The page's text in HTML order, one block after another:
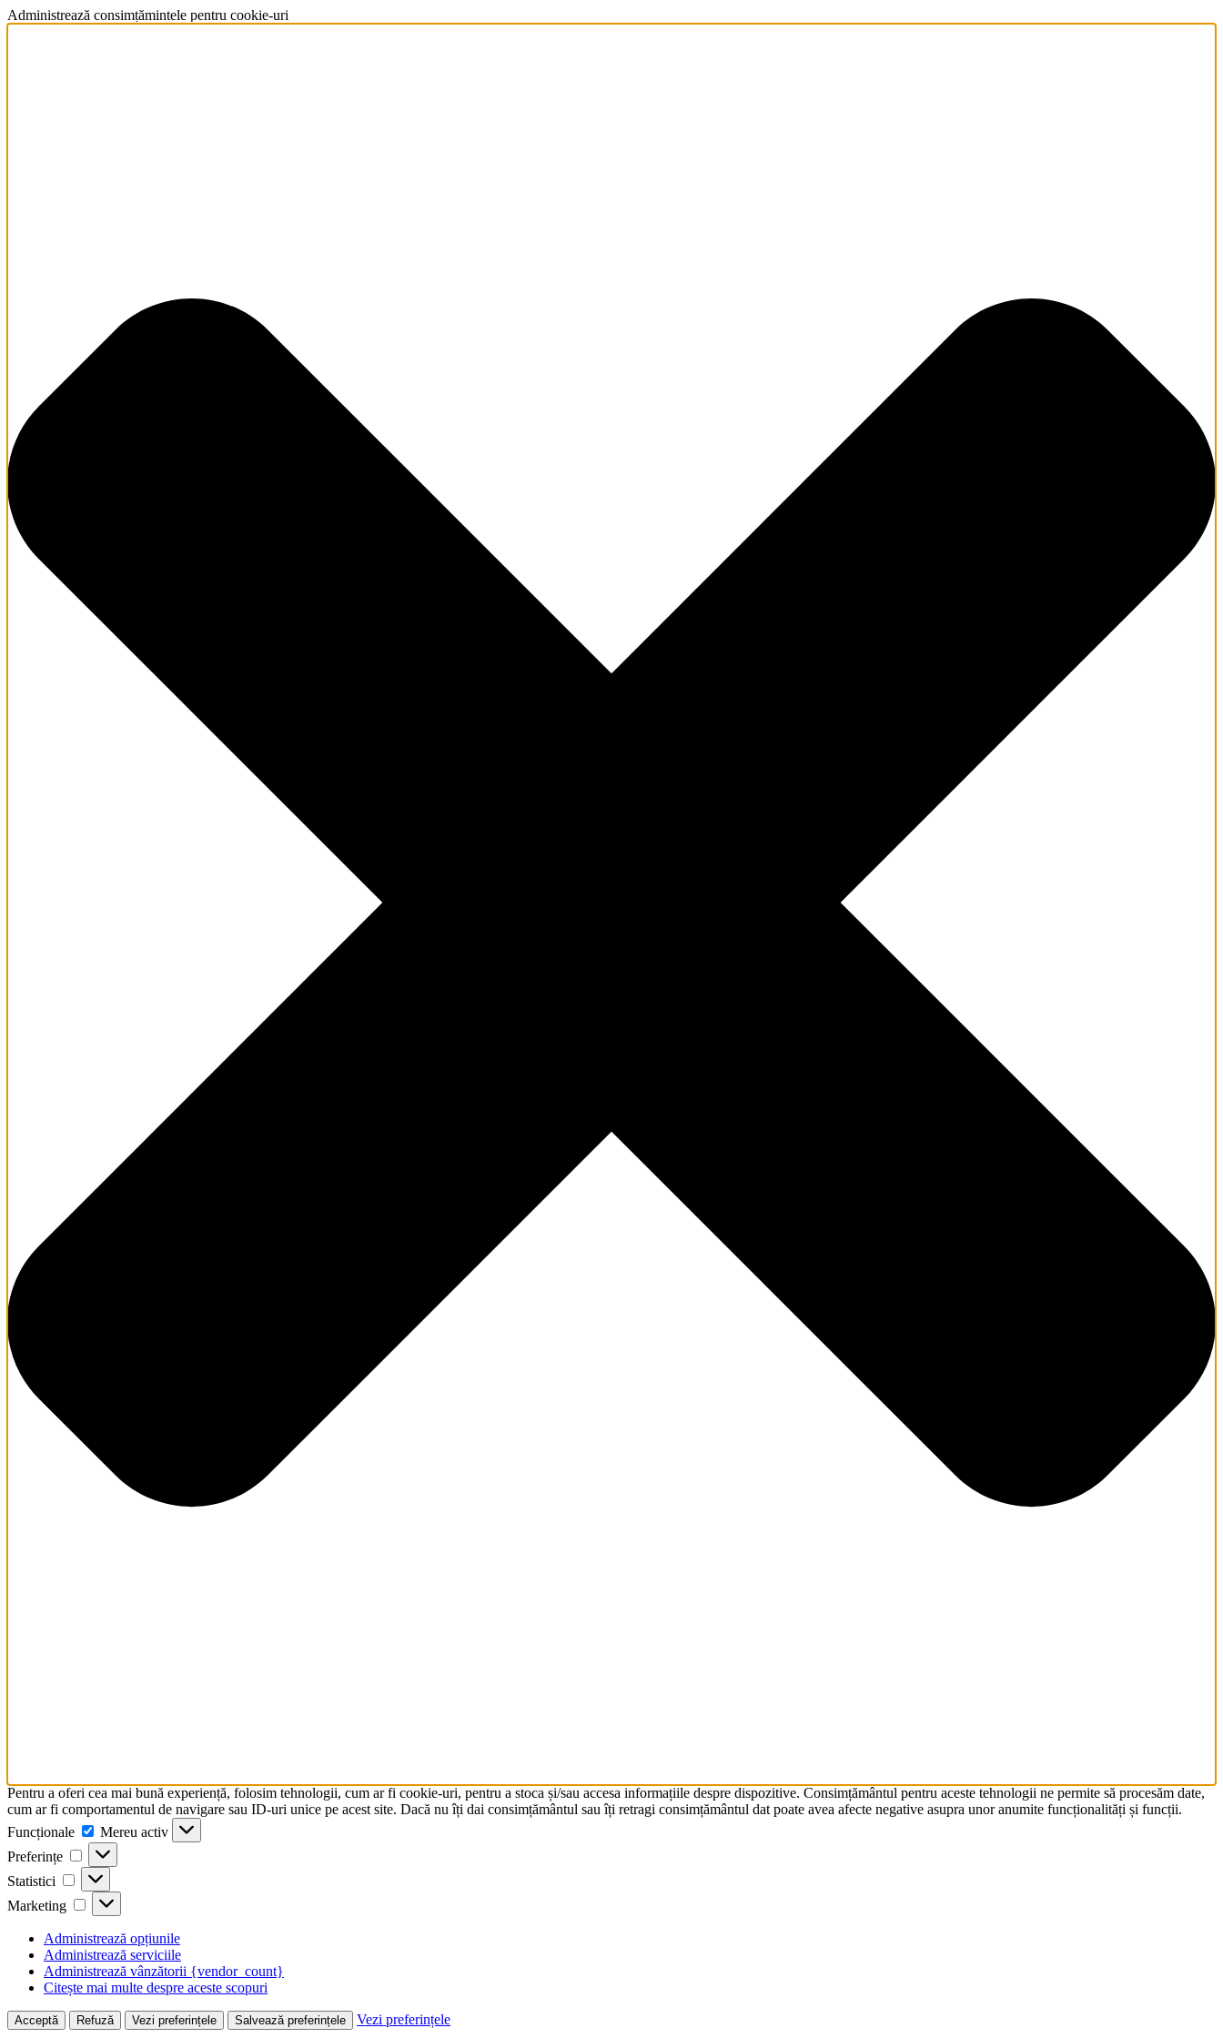
Administrează consimțămintele pentru cookie-uri
Pentru a oferi cea mai bună experiență, folosim tehnologii, cum ar fi cookie-uri, pentru a stoca și/sau accesa informațiile despre dispozitive. Consimțământul pentru aceste tehnologii ne permite să procesăm date,
cum ar fi comportamentul de navigare sau ID-uri unice pe acest site. Dacă nu îți dai consimțământul sau îți retragi consimțământul dat poate avea afecte negative asupra unor anumite funcționalități și funcții.
Funcționale
Funcționale
Mereu activ
Preferințe
Preferințe
Statistici Statistici
Marketing Marketing
Administrează opțiunile
Administrează serviciile
Administrează vânzătorii {vendor_count}
Citește mai multe despre aceste scopuri
Acceptă Refuză Vezi preferințele Salvează preferințele Vezi preferințele